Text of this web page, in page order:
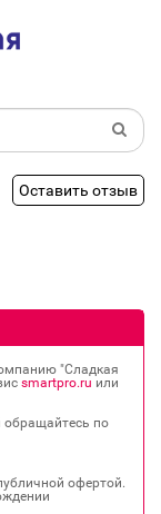
Оставить отзыв
"Сладкая
smartpro.ru или
обращайтесь по
офертой.